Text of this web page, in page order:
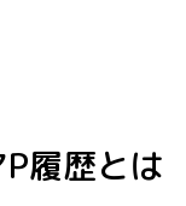
履歴とは